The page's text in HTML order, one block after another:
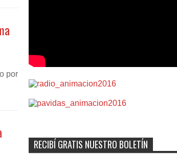
por
RECIBÍ GRATIS NUESTRO BOLETÍN